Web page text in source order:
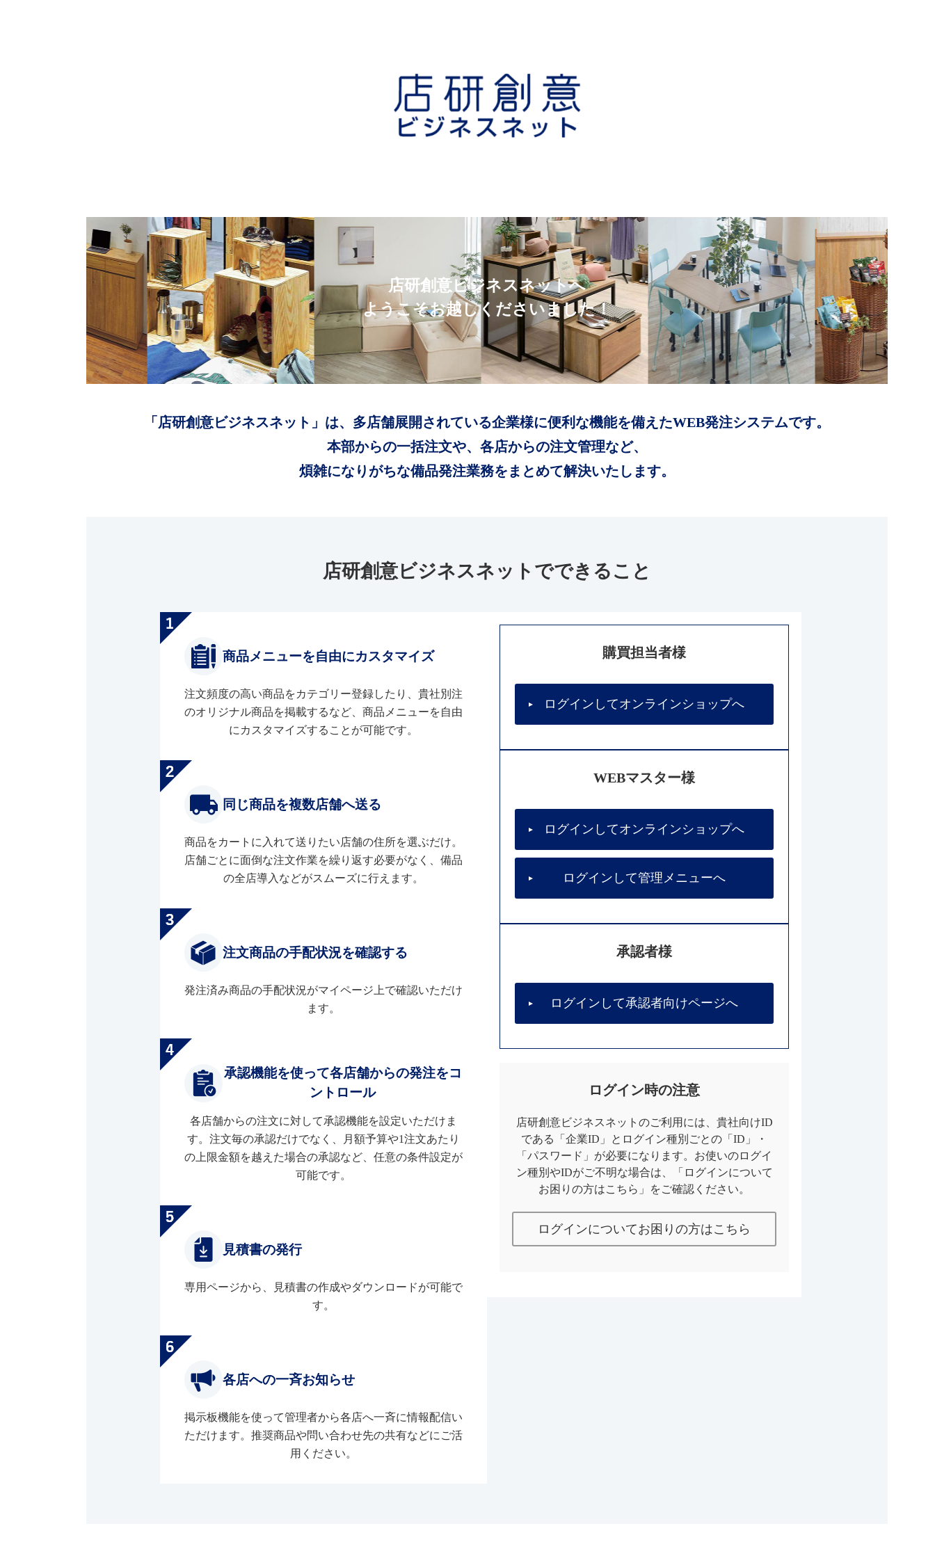
店研創意ビジネスネットへ
ようこそお越しくださいました！
「店研創意ビジネスネット」は、多店舗展開されている企業様に便利な機能を備えたWEB発注システムです。
本部からの一括注文や、各店からの注文管理など、
煩雑になりがちな備品発注業務をまとめて解決いたします。
店研創意ビジネスネットでできること
商品メニューを自由にカスタマイズ
注文頻度の高い商品をカテゴリー登録したり、貴社別注
のオリジナル商品を掲載するなど、商品メニューを自由
にカスタマイズすることが可能です。
同じ商品を複数店舗へ送る
商品をカートに入れて送りたい店舗の住所を選ぶだけ。
店舗ごとに面倒な注文作業を繰り返す必要がなく、備品
の全店導入などがスムーズに行えます。
注文商品の手配状況を確認する
発注済み商品の手配状況がマイページ上で確認いただけ
ます。
承認機能を使って各店舗からの発注をコ
ントロール
各店舗からの注文に対して承認機能を設定いただけま
す。注文毎の承認だけでなく、月額予算や1注文あたり
の上限金額を越えた場合の承認など、任意の条件設定が
可能です。
見積書の発行
専用ページから、見積書の作成やダウンロードが可能で
す。
各店への一斉お知らせ
掲示板機能を使って管理者から各店へ一斉に情報配信い
ただけます。推奨商品や問い合わせ先の共有などにご活
用ください。
購買担当者様
ログインしてオンラインショップへ
WEBマスター様
ログインしてオンラインショップへ
ログインして管理メニューへ
承認者様
ログインして承認者向けページへ
ログイン時の注意
店研創意ビジネスネットのご利用には、貴社向けID
である「企業ID」とログイン種別ごとの「ID」・
「パスワード」が必要になります。お使いのログイ
ン種別やIDがご不明な場合は、「ログインについて
お困りの方はこちら」をご確認ください。
ログインについてお困りの方はこちら